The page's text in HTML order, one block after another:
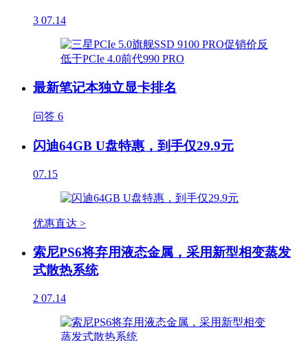
3 07.14
最新笔记本独立显卡排名
问答 6
闪迪64GB U盘特惠，到手仅29.9元
07.15
优惠直达 >
索尼PS6将弃用液态金属，采用新型相变蒸发
式散热系统
2 07.14